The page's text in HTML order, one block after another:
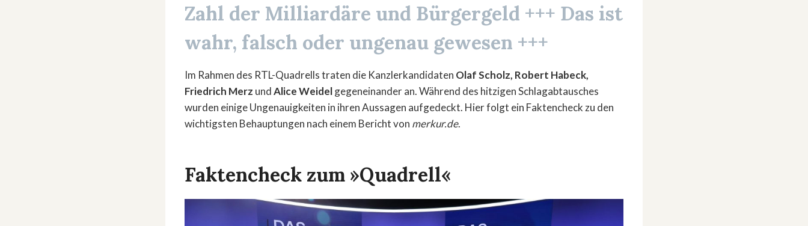
Zahl der Milliardäre und Bürgergeld +++ Das ist
wahr, falsch oder ungenau gewesen +++
Im Rahmen des RTL-Quadrells traten die Kanzlerkandidaten Olaf Scholz, Robert Habeck,
Friedrich Merz undAlice Weidelgegeneinander an. Während des hitzigen Schlagabtausches
wurden einige Ungenauigkeiten in ihren Aussagen aufgedeckt. Hier folgt ein Faktencheck zu den
wichtigsten Behauptungen nach einem Bericht von merkur.de.
Faktencheck zum »Quadrell«